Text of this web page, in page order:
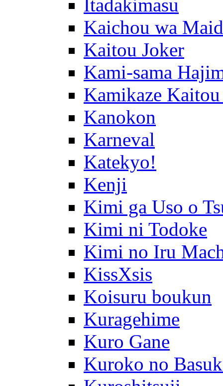
Itadakimasu
Kaichou wa
Kaitou Joker
Kami-sama
Kamikaze Kaitou
Kanokon
Karneval
Katekyo!
Kenji
Kimi ga Uso o
Kimi ni Todoke
Kimi no Iru
KissXsis
Koisuru boukun
Kuragehime
Kuro Gane
Kuroko no